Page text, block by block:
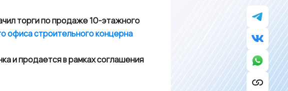
торги по продаже 10-этажного
офиса строительного концерна
и продается в рамках соглашения